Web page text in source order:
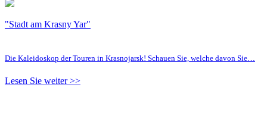
"Stadt am Krasny Yar"
Die Kaleidoskop der Touren in Krasnojarsk! Schauen Sie, welche davon Sie…
Lesen Sie weiter >>